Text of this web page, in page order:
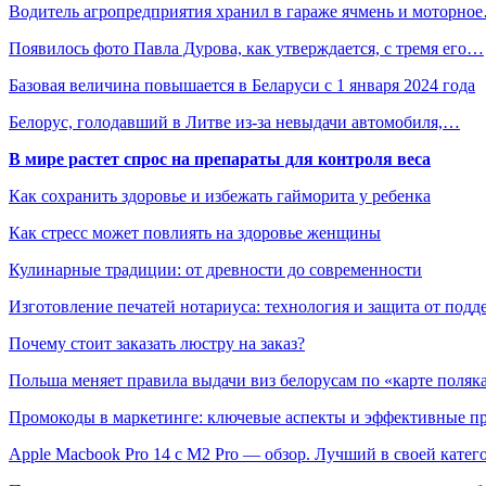
Водитель агропредприятия хранил в гараже ячмень и
Появилось фото Павла Дурова, как утверждается, с тремя его…
Базовая величина повышается в Беларуси с 1 января 2024 года
Белорус, голодавший в Литве из-за невыдачи автомобиля,…
В мире растет спрос на препараты для контроля веса
Как сохранить здоровье и избежать гайморита у ребенка
Как стресс может повлиять на здоровье женщины
Кулинарные традиции: от древности до современности
Изготовление печатей нотариуса: технология и защита от
Почему стоит заказать люстру на заказ?
Польша меняет правила выдачи виз белорусам по «карте
Промокоды в маркетинге: ключевые аспекты и эффективные
Apple Macbook Pro 14 с M2 Pro — обзор. Лучший в своей